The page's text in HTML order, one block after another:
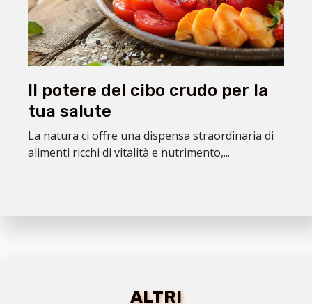
Il potere del cibo crudo per la
tua salute
La natura ci offre una dispensa straordinaria di
alimenti ricchi di vitalità e nutrimento,...
ALTRI